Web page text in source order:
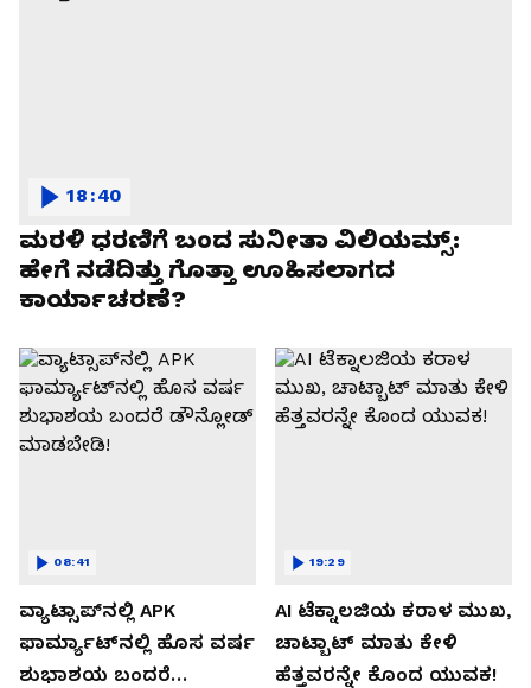
ಮರಳಿ ಧರಣಿಗೆ ಬಂದ ಸುನೀತಾ ವಿಲಿಯಮ್ಸ್:
ಹೇಗೆ ನಡೆದಿತ್ತು ಗೊತ್ತಾ ಊಹಿಸಲಾಗದ
ಕಾರ್ಯಾಚರಣೆ?
18:40
ವ್ಯಾಟ್ಸಾಪ್‌ನಲ್ಲಿ APK
ಫಾರ್ಮ್ಯಾಟ್‌ನಲ್ಲಿ ಹೊಸ ವರ್ಷ
ಶುಭಾಶಯ ಬಂದರೆ
08:41
AI ಟೆಕ್ನಾಲಜಿಯ ಕರಾಳ ಮುಖ,
ಚಾಟ್ಬಾಟ್ ಮಾತು ಕೇಳಿ
ಹೆತ್ತವರನ್ನೇ ಕೊಂದ ಯುವಕ!
19:29